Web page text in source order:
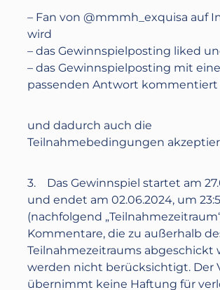
– Fan von @mmmh_exquisa auf
wird
– das Gewinnspielposting liked
– das Gewinnspielposting mit
passenden Antwort kommentiert
und dadurch auch die
Teilnahmebedingungen
3. Das Gewinnspiel startet am
und endet am 02.06.2024, ‪um
(nachfolgend
Kommentare, die zu außerhalb
Teilnahmezeitraums abgeschickt
werden nicht berücksichtigt. Der
übernimmt keine Haftung für